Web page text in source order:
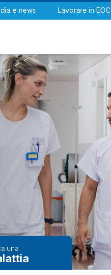
e news Lavorare in EOC
Urologia
una